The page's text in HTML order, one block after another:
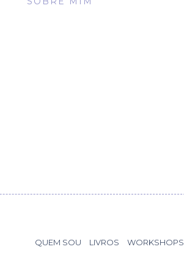
QUEM SOU LIVROS WORKSHOPS